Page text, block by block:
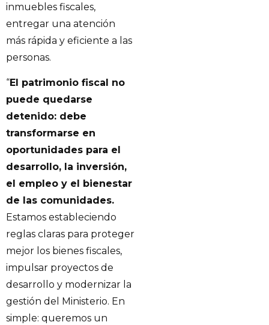
inmuebles fiscales,
entregar una atención
más rápida y eficiente a las
personas.
“El patrimonio fiscal no
puede quedarse
detenido: debe
transformarse en
oportunidades para el
desarrollo, la inversión,
el empleo y el bienestar
de las comunidades.
Estamos estableciendo
reglas claras para proteger
mejor los bienes fiscales,
impulsar proyectos de
desarrollo y modernizar la
gestión del Ministerio. En
simple: queremos un